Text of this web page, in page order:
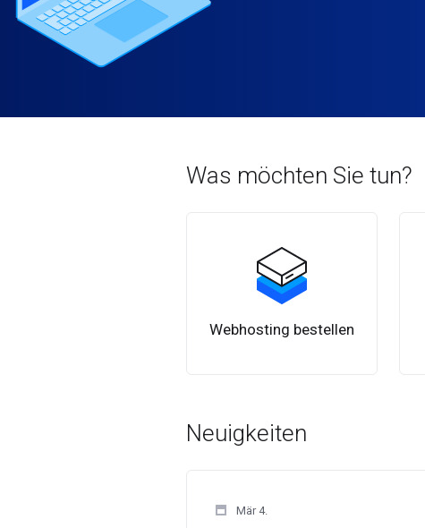
Was möchten Sie tun?
Webhosting bestellen
Neuigkeiten
Mär 4.